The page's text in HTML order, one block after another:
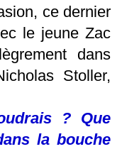
ce dernier
le jeune Zac
dans
Stoller,
? Que
la bouche